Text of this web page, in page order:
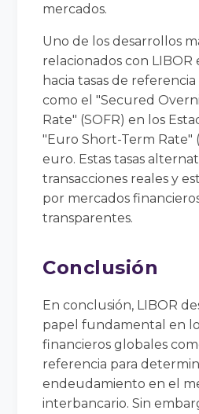
mercados.
Uno de los desarrollos
relacionados con LIBOR
hacia tasas de
como el "Secured
Rate" (SOFR) en los
"Euro Short-Term Rate"
euro. Estas tasas
transacciones reales y
por mercados
transparentes.
Conclusión
En conclusión, LIBOR
papel fundamental en
financieros globales
referencia para
endeudamiento en el
interbancario. Sin